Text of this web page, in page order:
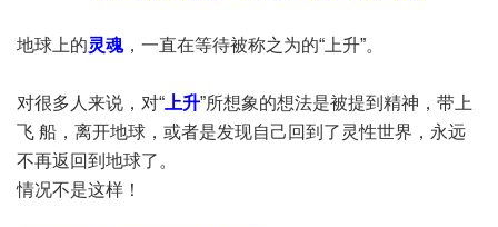
地球上的灵魂，一直在等待被称之为的“上升”。
对很多人来说，对“ 上升”所想象的想法是被提到精神，带上
飞 船，离开地球，或者是发现自己回到了灵性世界，永远
不再返回到地球了。
情况不是这样！